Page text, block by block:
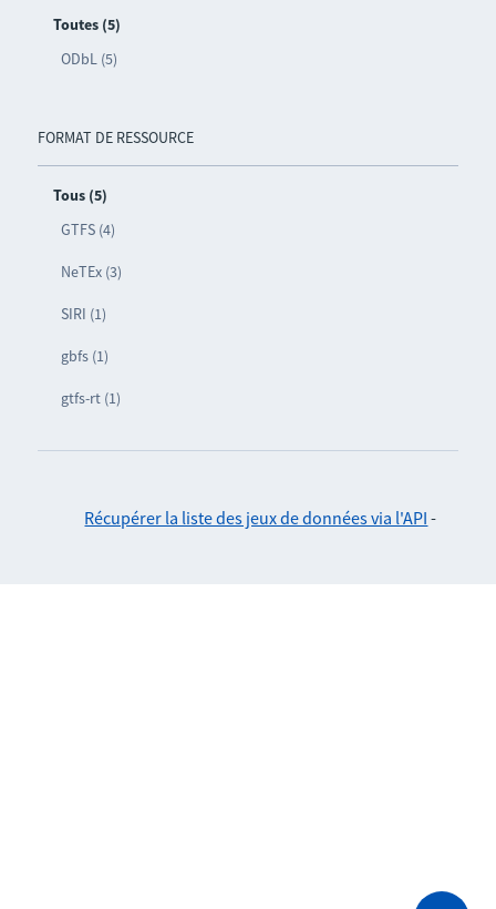
Toutes (5)
ODbL (5)
FORMAT DE RESSOURCE
Tous (5)
GTFS (4)
NeTEx (3)
SIRI (1)
gbfs (1)
gtfs-rt (1)
Récupérer la liste des jeux de données via l'API -